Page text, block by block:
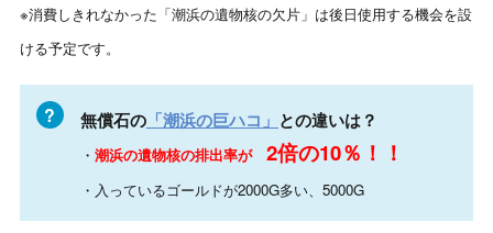
※消費しきれなかった「潮浜の遺物核の欠片」は後日使用する機会を設
ける予定です。
無償石の「潮浜の巨ハコ」 との違いは？
・ 潮浜の遺物核の排出率が 2倍の10％！！
・入っているゴールドが2000G多い、5000G